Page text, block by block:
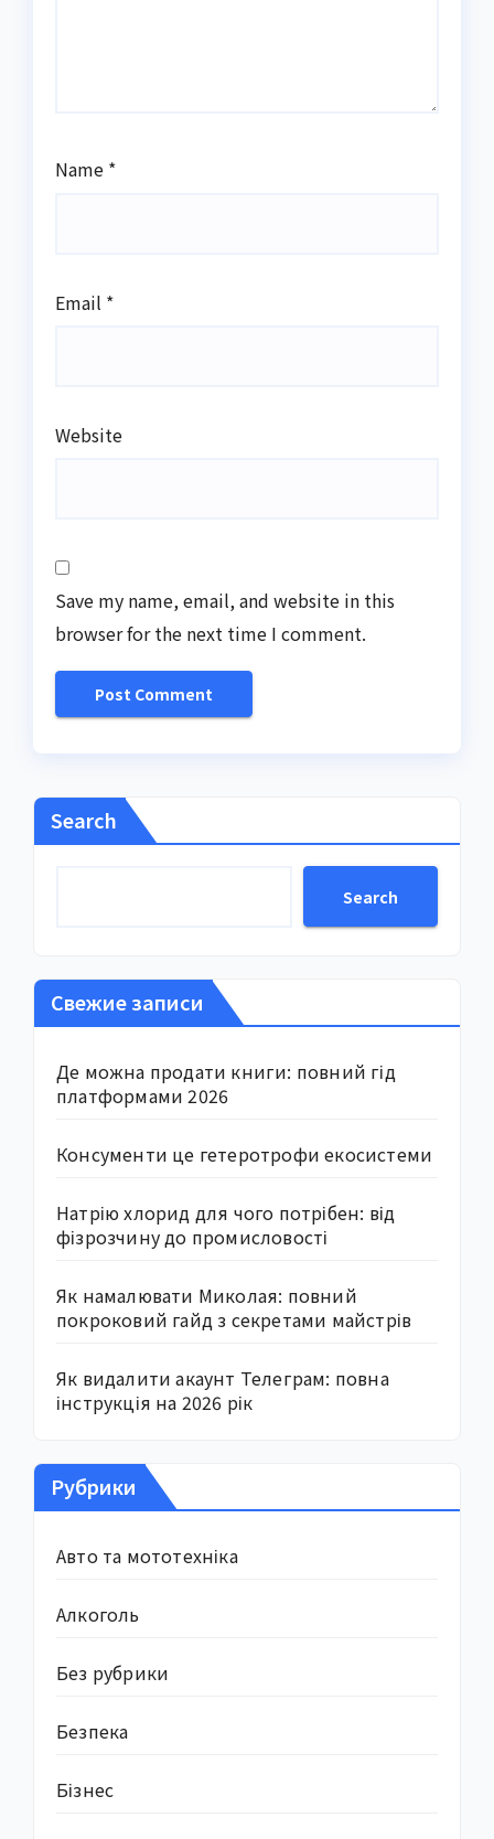
Name *
Email *
Website
Save my name, email, and website in this
browser for the next time I comment.
Search
Search
Свежие записи
Де можна продати книги: повний гід
платформами 2026
Консументи це гетеротрофи екосистеми
Натрію хлорид для чого потрібен: від
фізрозчину до промисловості
Як намалювати Миколая: повний
покроковий гайд з секретами майстрів
Як видалити акаунт Телеграм: повна
інструкція на 2026 рік
Рубрики
Авто та мототехніка
Алкоголь
Без рубрики
Безпека
Бізнес